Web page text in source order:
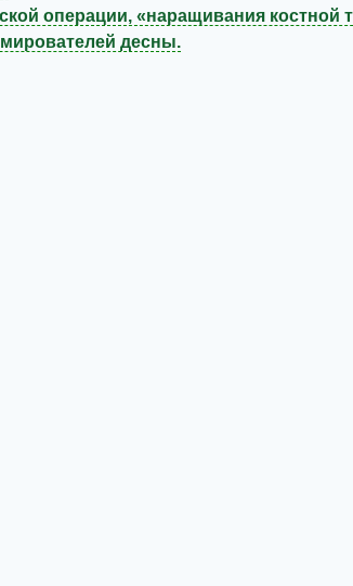
операции, «наращивания костной
десны.